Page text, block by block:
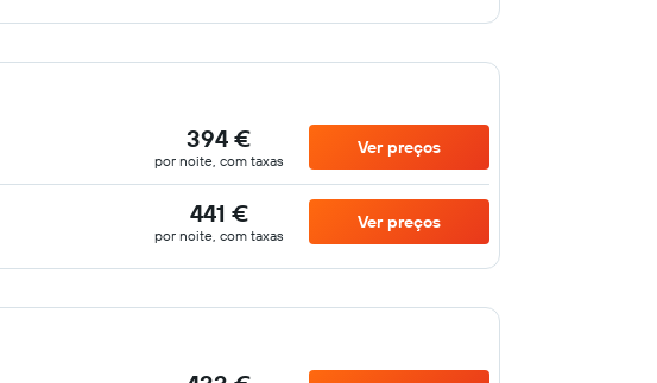
394 €
por noite, com taxas
Ver preços
441 €
por noite, com taxas
Ver preços